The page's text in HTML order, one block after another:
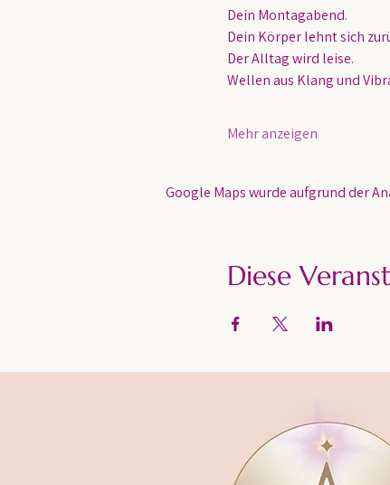
Dein Montagabend.
Dein Körper lehnt sich
Der Alltag wird leise.
Wellen aus Klang und
Mehr anzeigen
Google Maps wurde aufgrund der
Diese